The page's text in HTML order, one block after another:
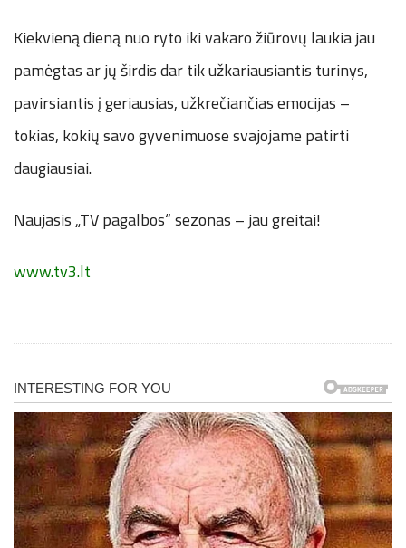
Kiekvieną dieną nuo ryto iki vakaro žiūrovų laukia jau
pamėgtas ar jų širdis dar tik užkariausiantis turinys,
pavirsiantis į geriausias, užkrečiančias emocijas –
tokias, kokių savo gyvenimuose svajojame patirti
daugiausiai.
Naujasis „TV pagalbos“ sezonas – jau greitai!
www.tv3.lt